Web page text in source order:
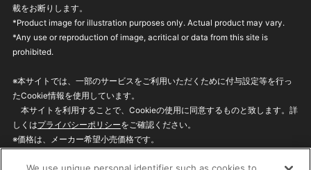
載をお断りします。
*Product image for illustration purposes only. Actual product may vary.
*Any use or reproduction of image, acritical or data from this site is
prohibited.
※本サイトでは、一部のサービスをご利用いただくために付与設定等を行っ
たCookie情報を使用しています。
本サイトを利用することで、Cookieの使用に同意するものと致します。詳
しくはプライバシーポリシーをご確認ください。
※価格は、メーカー希望小売価格です。